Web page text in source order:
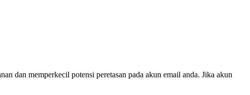
dan memperkecil potensi peretasan pada akun email anda. Jika akun